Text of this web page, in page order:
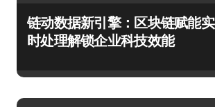
链动数据新引擎：区块链赋能实
时处理解锁企业科技效能